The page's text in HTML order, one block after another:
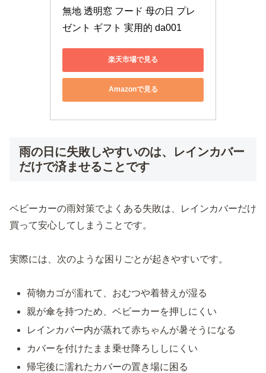
無地 透明窓 フード 母の日 プレ
ゼント ギフト 実用的 da001
楽天市場で見る
Amazonで見る
雨の日に失敗しやすいのは、レインカバー
だけで済ませることです
ベビーカーの雨対策でよくある失敗は、レインカバーだけ
買って安心してしまうことです。
実際には、次のような困りごとが起きやすいです。
荷物カゴが濡れて、おむつや着替えが湿る
親が傘を持つため、ベビーカーを押しにくい
レインカバー内が蒸れて赤ちゃんが暑そうになる
カバーを付けたまま乗せ降ろししにくい
帰宅後に濡れたカバーの置き場に困る